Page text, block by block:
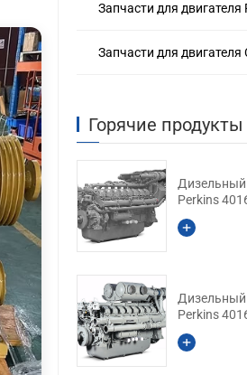
Запчасти для двигателя
Запчасти для двигателя
Горячие продукты
Дизельный
Perkins
4000 2000
Дизельный
Perkins
4000 1825